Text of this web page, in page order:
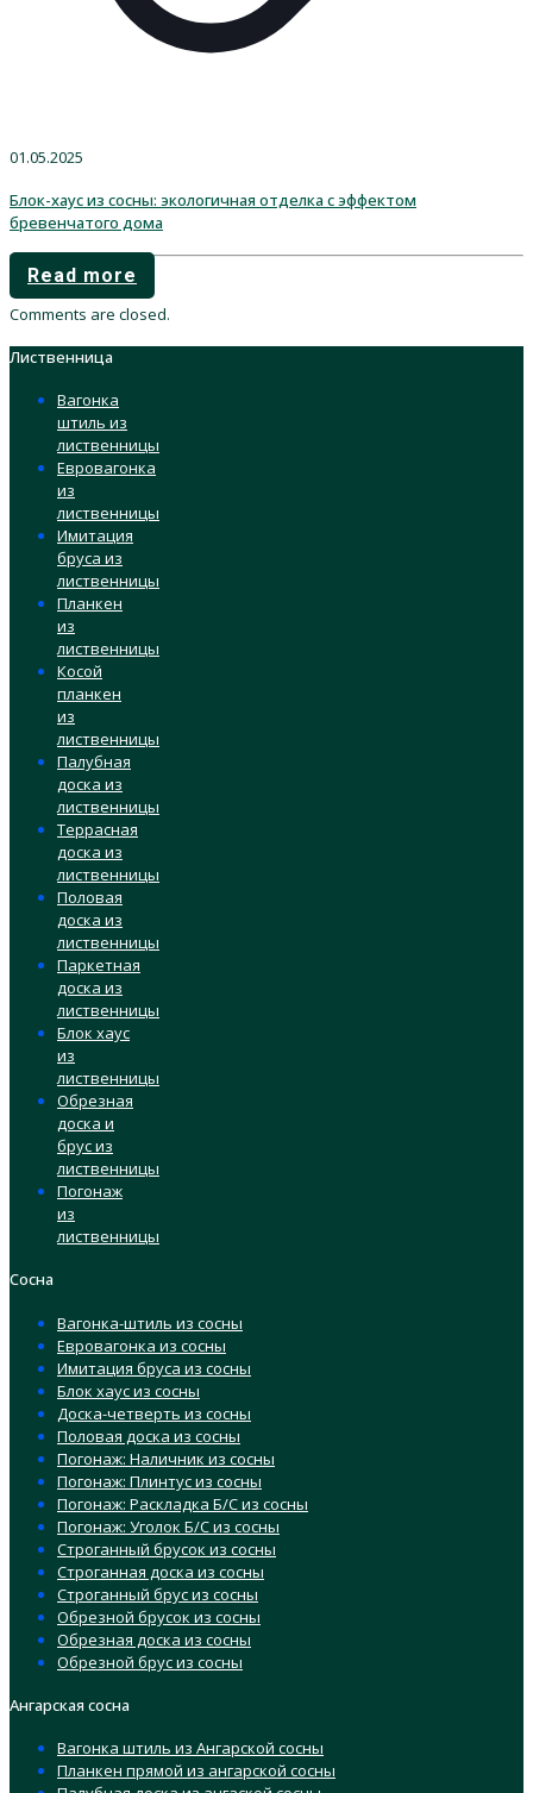
01.05.2025
Блок-хаус из сосны: экологичная отделка с эффектом
бревенчатого дома
Read more
Comments are closed.
Лиственница
Вагонка
штиль из
лиственницы
Евровагонка
из
лиственницы
Имитация
бруса из
лиственницы
Планкен
из
лиственницы
Косой
планкен
из
лиственницы
Палубная
доска из
лиственницы
Террасная
доска из
лиственницы
Половая
доска из
лиственницы
Паркетная
доска из
лиственницы
Блок хаус
из
лиственницы
Обрезная
доска и
брус из
лиственницы
Погонаж
из
лиственницы
Сосна
Вагонка-штиль из сосны
Евровагонка из сосны
Имитация бруса из сосны
Блок хаус из сосны
Доска-четверть из сосны
Половая доска из сосны
Погонаж: Наличник из сосны
Погонаж: Плинтус из сосны
Погонаж: Раскладка Б/С из сосны
Погонаж: Уголок Б/С из сосны
Строганный брусок из сосны
Строганная доска из сосны
Строганный брус из сосны
Обрезной брусок из сосны
Обрезная доска из сосны
Обрезной брус из сосны
Ангарская сосна
Вагонка штиль из Ангарской сосны
Планкен прямой из ангарской сосны